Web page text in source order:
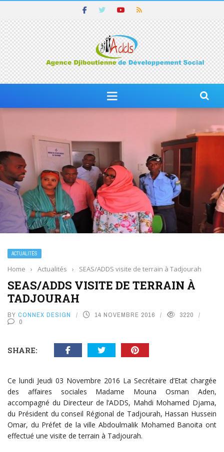
ACTUALITÉS
Home › Actualités › SEAS/ADDS visite de terrain à Tadjourah
SEAS/ADDS VISITE DE TERRAIN À
TADJOURAH
BY CONNEX DESIGN 14 NOVEMBRE 2016
3220
0
SHARE:
Ce lundi Jeudi 03 Novembre 2016 La Secrétaire d’Etat chargée
des affaires sociales Madame Mouna Osman Aden,
accompagné du Directeur de l’ADDS, Mahdi Mohamed Djama,
du Président du conseil Régional de Tadjourah, Hassan Hussein
Omar, du Préfet de la ville Abdoulmalik Mohamed Banoita ont
effectué une visite de terrain à Tadjourah.